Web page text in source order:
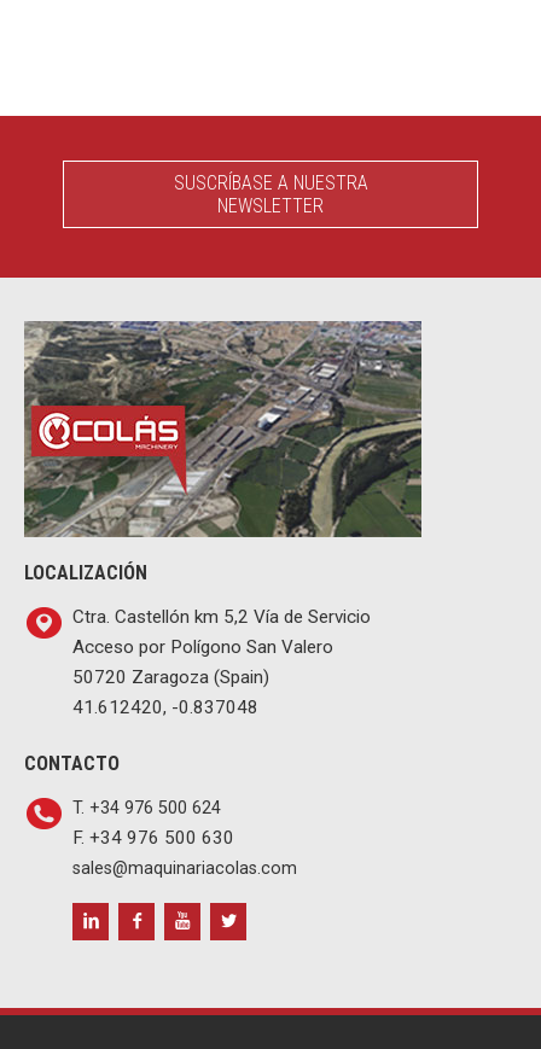
SUSCRÍBASE A NUESTRA
NEWSLETTER
LOCALIZACIÓN
Ctra. Castellón km 5,2 Vía de Servicio
Acceso por Polígono San Valero
50720 Zaragoza (Spain)
41.612420, -0.837048
CONTACTO
T. +34 976 500 624
F. +34 976 500 630
sales@maquinariacolas.com